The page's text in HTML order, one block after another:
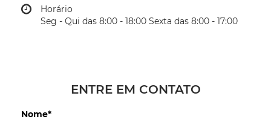
Horário
Seg - Qui das 8:00 - 18:00 Sexta das 8:00 - 17:00
ENTRE EM CONTATO
Nome*